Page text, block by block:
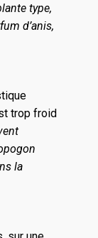
type,
d’anis,
trop froid
la